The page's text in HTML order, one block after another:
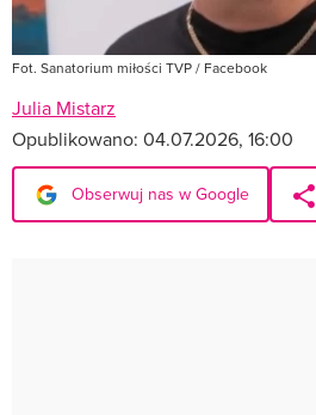
Fot. Sanatorium miłości TVP / Facebook
Julia Mistarz
Opublikowano: 04.07.2026, 16:00
Obserwuj nas w Google